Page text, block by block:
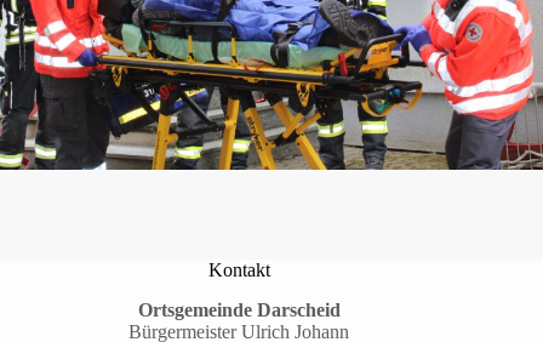
Kontakt
Ortsgemeinde Darscheid
Bürgermeister Ulrich Johann